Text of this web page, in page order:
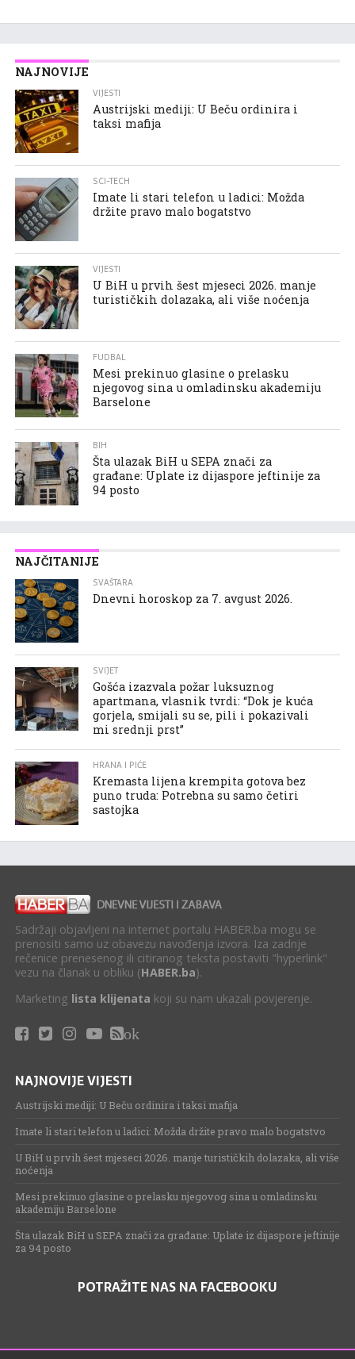
NAJNOVIJE
VIJESTI
Austrijski mediji: U Beču ordinira i
taksi mafija
SCI-TECH
Imate li stari telefon u ladici: Možda
držite pravo malo bogatstvo
VIJESTI
U BiH u prvih šest mjeseci 2026. manje
turističkih dolazaka, ali više noćenja
FUDBAL
Mesi prekinuo glasine o prelasku
njegovog sina u omladinsku akademiju
Barselone
BIH
Šta ulazak BiH u SEPA znači za
građane: Uplate iz dijaspore jeftinije za
94 posto
NAJČITANIJE
SVAŠTARA
Dnevni horoskop za 7. avgust 2026.
SVIJET
Gošća izazvala požar luksuznog
apartmana, vlasnik tvrdi: “Dok je kuća
gorjela, smijali su se, pili i pokazivali
mi srednji prst”
HRANA I PIĆE
Kremasta lijena krempita gotova bez
puno truda: Potrebna su samo četiri
sastojka
Sadržaji objavljeni na internet portalu HABER.ba mogu se
prenositi samo uz obavezu navođenja izvora. Iza zadnje
rečenice prenesenog ili citiranog teksta postaviti "hyperlink"
vezu na članak u obliku (HABER.ba).
Marketing lista klijenata koji su nam ukazali povjerenje.
ok
NAJNOVIJE VIJESTI
Austrijski mediji: U Beču ordinira i taksi mafija
Imate li stari telefon u ladici: Možda držite pravo malo bogatstvo
U BiH u prvih šest mjeseci 2026. manje turističkih dolazaka, ali više
noćenja
Mesi prekinuo glasine o prelasku njegovog sina u omladinsku
akademiju Barselone
Šta ulazak BiH u SEPA znači za građane: Uplate iz dijaspore jeftinije
za 94 posto
POTRAŽITE NAS NA FACEBOOKU